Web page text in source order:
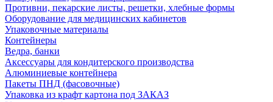
Противни, пекарские листы, решетки, хлебные формы
Оборудование для медицинских кабинетов
Упаковочные материалы
Контейнеры
Ведра, банки
Аксессуары для кондитерского производства
Алюминиевые контейнера
Пакеты ПНД (фасовочные)
Упаковка из крафт картона под ЗАКАЗ